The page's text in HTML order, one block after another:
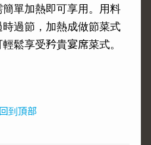
單加熱即可享用。用料
過節，加熱成做節菜式
鬆享受矜貴宴席菜式。
回到頂部